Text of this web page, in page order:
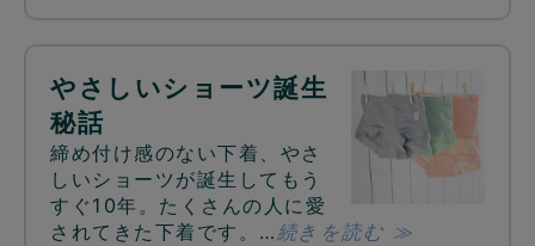
やさしいショーツ誕生
秘話
締め付け感のない下着、やさ
しいショーツが誕生してもう
すぐ10年。たくさんの人に愛
されてきた下着です。…続きを読む ≫